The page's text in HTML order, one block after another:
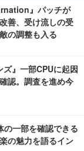
』パッチが
善、受け流しの受
の調整も入る
ズ』一部CPUに起因
認。調査を進め今
の一部を確認できる
の魅力を語るイン